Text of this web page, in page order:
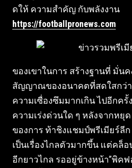
ดให้ ความสําคัญ กับพลังงาน
https://footballpronews.com
ของเขาในการ สร้างฐานที่ มั่น
สัญญาณของอนาคตที่สดใสกว่า
ความเซื่องซึมมากเกิน ไปอีกครั้
ความเร่งด่วนใด ๆ หลังจากหยุ
ของการ ท้าชิงแชมป์พรีเมียร์ลี
เป็นเรื่องไกลตัวมากขึ้น แต่คล็
อีกยาวไกล รออยู่ข้างหน้า”พิคฟ